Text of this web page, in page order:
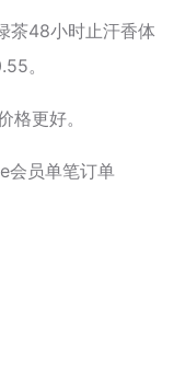
茶48小时止汗香体
。
格更好。
会员单笔订单